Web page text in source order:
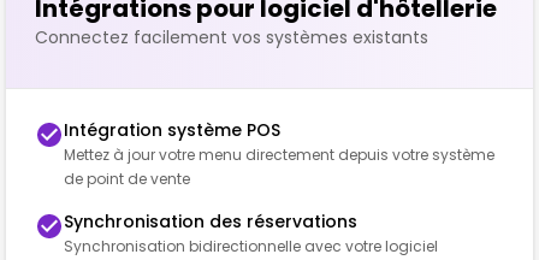
Intégrations pour logiciel d'hôtellerie
Connectez facilement vos systèmes existants
Intégration système POS
Mettez à jour votre menu directement depuis votre système
de point de vente
Synchronisation des réservations
Synchronisation bidirectionnelle avec votre logiciel